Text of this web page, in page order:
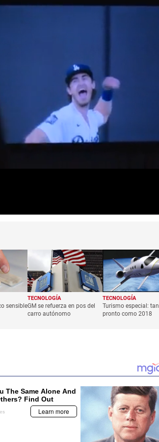
sensible
TECNOLOGÍA
GM se refuerza en pos del
carro autónomo
TECNOLOGÍA
Turismo especial: tan
pronto como 2018